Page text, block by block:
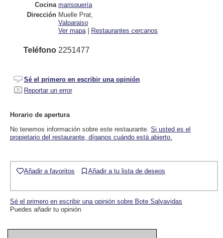
Cocina marisquería
Dirección Muelle Prat
Valparaiso
Ver mapa | Restaurantes cercanos
Teléfono 2251477
Sé el primero en escribir una opinión
Reportar un error
Horario de apertura
No tenemos información sobre este restaurante. Si usted es el
propietario del restaurante, díganos cuándo está abierto.
Añadir a favoritos Añadir a tu lista de deseos
Sé el primero en escribir una opinión sobre Bote Salvavidas
Puedes añadir tu opinión